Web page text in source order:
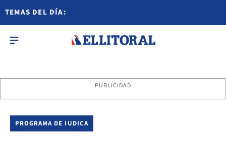
TEMAS DEL DÍA:
PUBLICIDAD
PROGRAMA DE IUDICA